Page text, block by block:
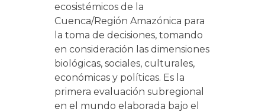
ecosistémicos de la
Cuenca/Región Amazónica para
la toma de decisiones, tomando
en consideración las dimensiones
biológicas, sociales, culturales,
económicas y políticas. Es la
primera evaluación subregional
en el mundo elaborada bajo el